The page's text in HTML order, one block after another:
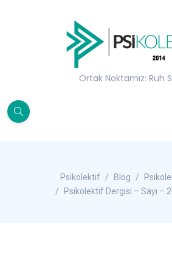
Ortak Noktamız: Ruh
Psikolektif Blog
Psikolektif Dergisi – Sayı –